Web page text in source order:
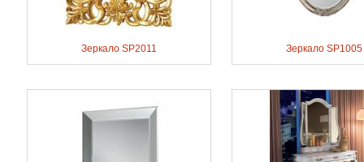
Зеркало SP2011 Зеркало SP1005